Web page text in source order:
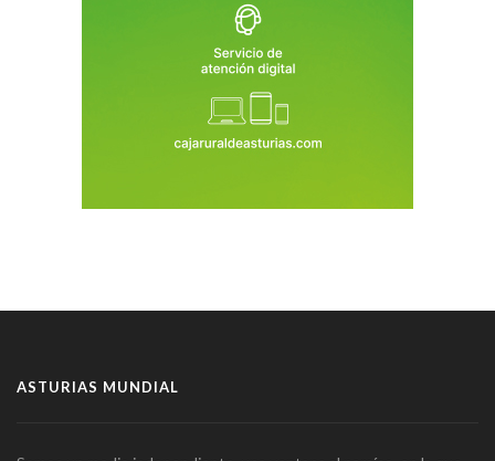
ASTURIAS MUNDIAL